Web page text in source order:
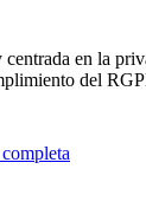
en la
del